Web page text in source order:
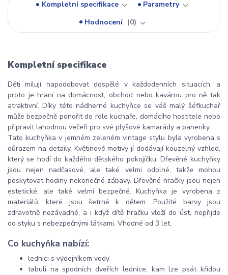
Kompletní specifikace
Parametry
Hodnocení
0
Kompletní specifikace
Děti milují napodobovat dospělé v každodenních situacích, a
proto je hraní na domácnost, obchod nebo kavárnu pro ně tak
atraktivní. Díky této nádherné kuchyňce se váš malý šéfkuchař
může bezpečně ponořit do role kuchaře, domácího hostitele nebo
připravit lahodnou večeři pro své plyšové kamarády a panenky.
Tato kuchyňka v jemném zeleném vintage stylu byla vyrobena s
důrazem na detaily. Květinové motivy jí dodávají kouzelný vzhled,
který se hodí do každého dětského pokojíčku. Dřevěné kuchyňky
jsou nejen nadčasové, ale také velmi odolné, takže mohou
poskytovat hodiny nekonečné zábavy. Dřevěné hračky jsou nejen
estetické, ale také velmi bezpečné. Kuchyňka je vyrobena z
materiálů, které jsou šetrné k dětem. Použité barvy jsou
zdravotně nezávadné, a i když dítě hračku vloží do úst, nepřijde
do styku s nebezpečnými látkami. Vhodné od 3 let.
Co kuchyňka nabízí:
lednici s výdejníkem vody
tabuli na spodních dveřích lednice, kam lze psát křídou